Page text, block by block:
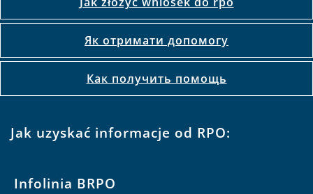
Як отримати допомогу
Как получить помощь
Jak uzyskać informacje od RPO:
Infolinia BRPO